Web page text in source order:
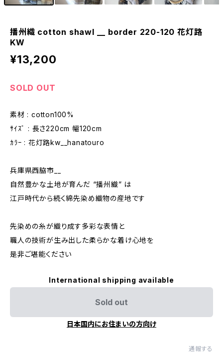
播州織 cotton shawl __ border 220-120 花灯路
KW
¥13,200
SOLD OUT
素材 : cotton100%
ｻｲｽﾞ : 長さ220cm 幅120cm
ｶﾗｰ : 花灯路kw__hanatouro
兵庫県西脇市__
自然豊かな土地が育んだ “播州織” は
江戸時代から続く綿先染め織物の産地です
先染めの糸が織り成す多彩な表情と
職人の技術が生み出した柔らかな着け心地を
是非ご堪能ください
International shipping available
Sold out
日本国内にお住まいの方向け
通報する